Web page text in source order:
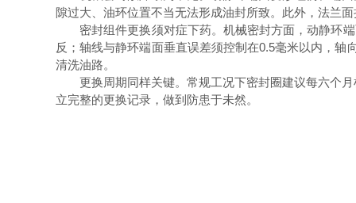
隙过大、油环位置不当无法形成油封所致。此外，法兰
密封组件更换须对症下药。机械密封方面，动静环端
反；轴线与静环端面垂直误差须控制在0.5毫米以内，
清洗油路。
更换周期同样关键。常规工况下密封圈建议每六个月
立完整的更换记录，做到防患于未然。